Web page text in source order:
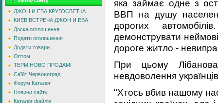
ДЖОН И ЕВА КРУГОСВЕТКА
КИЕВ ВСТРЕЧА ДЖОН И ЕВА
Доска оголошення
Подати оголошення
Додати товари
Оптом
ТЕРМІНОВО ПРОДАМ!
Саїйт Червоноград
Форум Каталог
Новини сайту
Каталог файлів
яка займає одне з
ВВП на душу
дорогих
демонструвати
дороге житло -
При цьому
невдоволення
"Хтось вбив нашому